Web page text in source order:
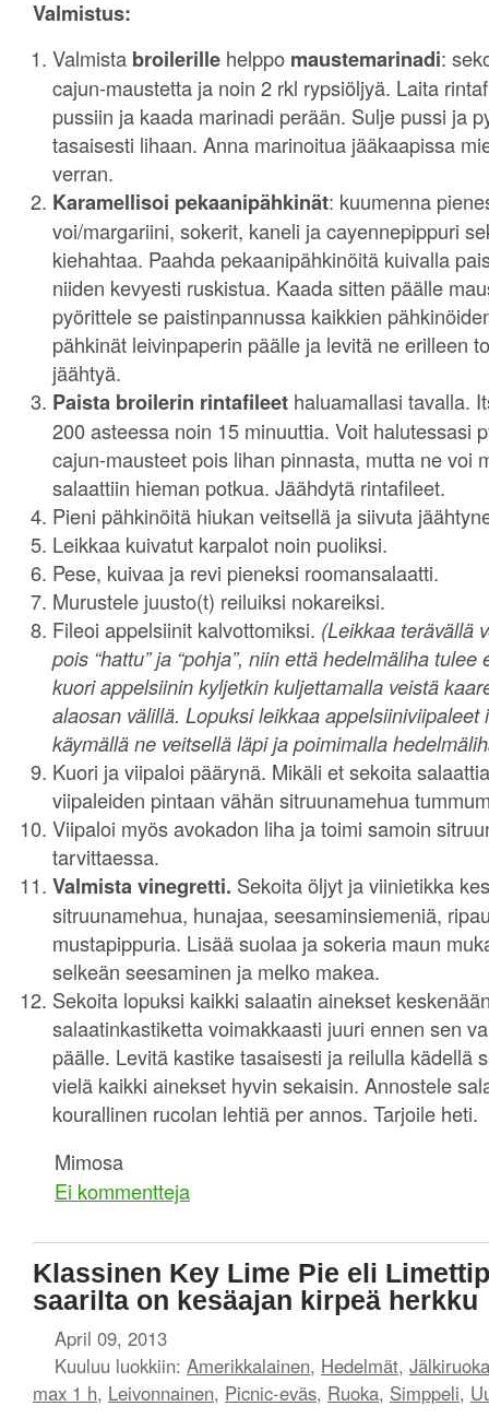
Valmistus:
Valmista broilerille helppo maustemarinadi:
cajun-maustetta ja noin 2 rkl rypsiöljyä. Laita
pussiin ja kaada marinadi perään. Sulje pussi ja
tasaisesti lihaan. Anna marinoitua jääkaapissa
verran.
Karamellisoi pekaanipähkinät: kuumenna
voi/margariini, sokerit, kaneli ja cayennepippuri
kiehahtaa. Paahda pekaanipähkinöitä kuivalla
niiden kevyesti ruskistua. Kaada sitten päälle
pyörittele se paistinpannussa kaikkien
pähkinät leivinpaperin päälle ja levitä ne erilleen
jäähtyä.
Paista broilerin rintafileet haluamallasi tavalla.
200 asteessa noin 15 minuuttia. Voit halutessasi
cajun-mausteet pois lihan pinnasta, mutta ne voi
salaattiin hieman potkua. Jäähdytä rintafileet.
Pieni pähkinöitä hiukan veitsellä ja siivuta
Leikkaa kuivatut karpalot noin puoliksi.
Pese, kuivaa ja revi pieneksi roomansalaatti.
Murustele juusto(t) reiluiksi nokareiksi.
Fileoi appelsiinit kalvottomiksi. (Leikkaa terävällä
pois “hattu” ja “pohja”, niin että hedelmäliha
kuori appelsiinin kyljetkin kuljettamalla veistä
alaosan välillä. Lopuksi leikkaa appelsiiniviipaleet
käymällä ne veitsellä läpi ja poimimalla
Kuori ja viipaloi päärynä. Mikäli et sekoita
viipaleiden pintaan vähän sitruunamehua
Viipaloi myös avokadon liha ja toimi samoin
tarvittaessa.
Valmista vinegretti. Sekoita öljyt ja viinietikka
sitruunamehua, hunajaa, seesaminsiemeniä,
mustapippuria. Lisää suolaa ja sokeria maun
selkeän seesaminen ja melko makea.
Sekoita lopuksi kaikki salaatin ainekset
salaatinkastiketta voimakkaasti juuri ennen sen
päälle. Levitä kastike tasaisesti ja reilulla kädellä
vielä kaikki ainekset hyvin sekaisin. Annostele
kourallinen rucolan lehtiä per annos. Tarjoile heti.
Mimosa
Ei kommentteja
Klassinen Key Lime Pie eli
saarilta on kesäajan kirpeä herkku
April 09, 2013
Kuuluu luokkiin: Amerikkalainen, Hedelmät, Jälkiruoka
max 1 h, Leivonnainen, Picnic-eväs, Ruoka, Simppeli,